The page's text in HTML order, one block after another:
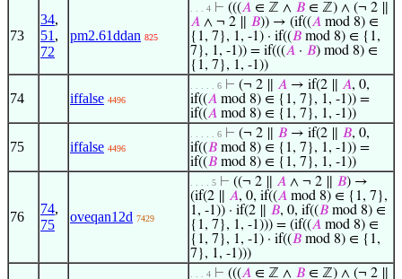
73
34,
51 ,
72
pm2.61ddan 825
. . . 4 ⊢ (((𝐴 ∈ ℤ ∧ 𝐵 ∈ ℤ) ∧ (¬ 2 ∥
𝐴 ∧ ¬ 2 ∥ 𝐵)) → (if((𝐴 mod 8) ∈
{1, 7}, 1, -1) · if((𝐵 mod 8) ∈ {1,
7}, 1, -1)) = if(((𝐴 · 𝐵) mod 8) ∈
{1, 7}, 1, -1))
74 iffalse 4496
. . . . . 6 ⊢ (¬ 2 ∥ 𝐴 → if(2 ∥ 𝐴, 0,
if((𝐴 mod 8) ∈ {1, 7}, 1, -1)) =
if((𝐴 mod 8) ∈ {1, 7}, 1, -1))
75 iffalse 4496
. . . . . 6 ⊢ (¬ 2 ∥ 𝐵 → if(2 ∥ 𝐵, 0,
if((𝐵 mod 8) ∈ {1, 7}, 1, -1)) =
if((𝐵 mod 8) ∈ {1, 7}, 1, -1))
76
74,
75
oveqan12d 7429
. . . . 5 ⊢ ((¬ 2 ∥ 𝐴 ∧ ¬ 2 ∥ 𝐵) →
(if(2 ∥ 𝐴, 0, if((𝐴 mod 8) ∈ {1, 7},
1, -1)) · if(2 ∥ 𝐵, 0, if((𝐵 mod 8) ∈
{1, 7}, 1, -1))) = (if((𝐴 mod 8) ∈
{1, 7}, 1, -1) · if((𝐵 mod 8) ∈ {1,
7}, 1, -1)))
. . . 4 ⊢ (((𝐴 ∈ ℤ ∧ 𝐵 ∈ ℤ) ∧ (¬ 2 ∥